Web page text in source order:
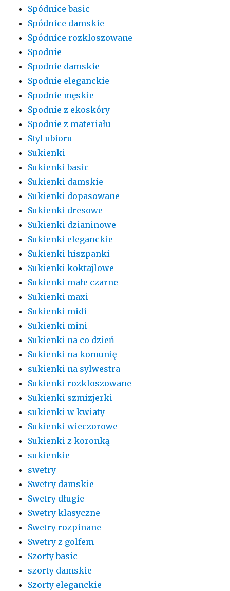
Spódnice basic
Spódnice damskie
Spódnice rozkloszowane
Spodnie
Spodnie damskie
Spodnie eleganckie
Spodnie męskie
Spodnie z ekoskóry
Spodnie z materiału
Styl ubioru
Sukienki
Sukienki basic
Sukienki damskie
Sukienki dopasowane
Sukienki dresowe
Sukienki dzianinowe
Sukienki eleganckie
Sukienki hiszpanki
Sukienki koktajlowe
Sukienki małe czarne
Sukienki maxi
Sukienki midi
Sukienki mini
Sukienki na co dzień
Sukienki na komunię
sukienki na sylwestra
Sukienki rozkloszowane
Sukienki szmizjerki
sukienki w kwiaty
Sukienki wieczorowe
Sukienki z koronką
sukienkie
swetry
Swetry damskie
Swetry długie
Swetry klasyczne
Swetry rozpinane
Swetry z golfem
Szorty basic
szorty damskie
Szorty eleganckie